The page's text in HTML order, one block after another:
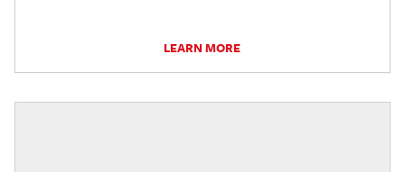
LEARN MORE